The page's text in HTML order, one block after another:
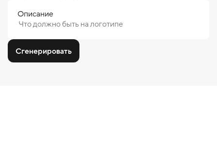
Описание
Сгенерировать